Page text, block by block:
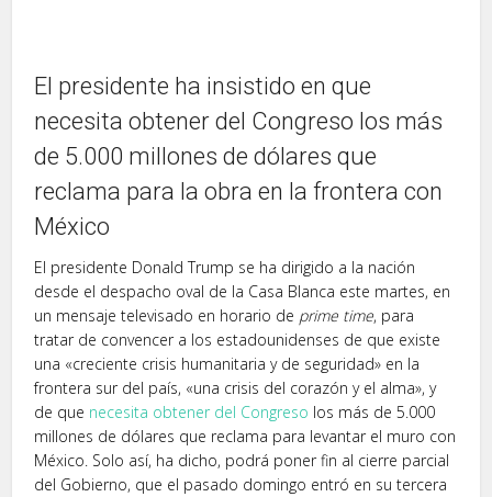
El presidente ha insistido en que
necesita obtener del Congreso los más
de 5.000 millones de dólares que
reclama para la obra en la frontera con
México
El presidente Donald Trump se ha dirigido a la nación
desde el despacho oval de la Casa Blanca este martes, en
un mensaje televisado en horario de prime time, para
tratar de convencer a los estadounidenses de que existe
una «creciente crisis humanitaria y de seguridad» en la
frontera sur del país, «una crisis del corazón y el alma», y
de que necesita obtener del Congreso los más de 5.000
millones de dólares que reclama para levantar el muro con
México. Solo así, ha dicho, podrá poner fin al cierre parcial
del Gobierno, que el pasado domingo entró en su tercera